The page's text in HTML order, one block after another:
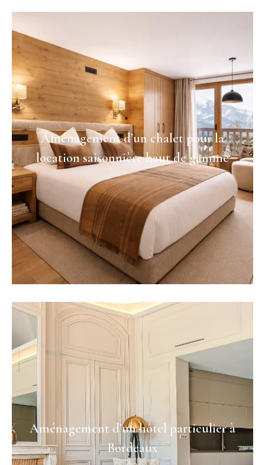
Aménagement d’un chalet pour la
location saisonnière haut de gamme
Aménagement d’un hôtel particulier à
Bordeaux